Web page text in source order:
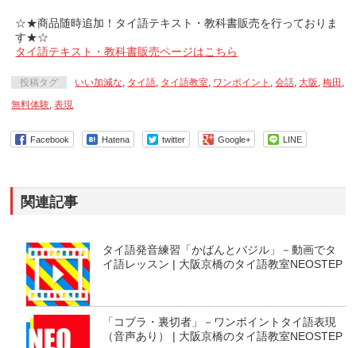
☆★商品随時追加！タイ語テキスト・教科書販売を行っておりま
す★☆
タイ語テキスト・教科書販売ページはこちら
投稿タグ いい加減な タイ語 タイ語教室 ワンポイント ,会話 大阪 ,梅田
無料体験 ,表現
Facebook Hatena twitter Google+ LINE
関連記事
タイ語発音練習「かばんとバジル」－動画でタ
イ語レッスン | 大阪京橋のタイ語教室NEOSTEP
「コブラ・裏切者」－ワンポイントタイ語表現
（音声あり） | 大阪京橋のタイ語教室NEOSTEP